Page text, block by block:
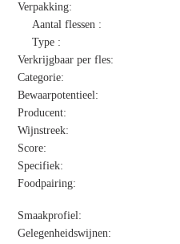
Verpakking:
Aantal flessen :
Type :
Verkrijgbaar per fles:
Categorie:
Bewaarpotentieel:
Producent:
Wijnstreek:
Score:
Specifiek:
Foodpairing:
Smaakprofiel:
Gelegenheidswijnen: